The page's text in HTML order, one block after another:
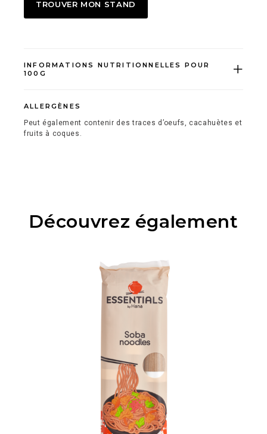
TROUVER MON STAND
INFORMATIONS NUTRITIONNELLES POUR
100G
ALLERGÈNES
Peut également contenir des traces d’oeufs, cacahuètes et
fruits à coques.
Découvrez également